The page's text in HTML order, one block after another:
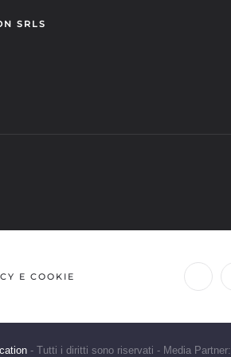
SRLS
E COOKIE
- Tutti i diritti sono riservati - Media Partner: